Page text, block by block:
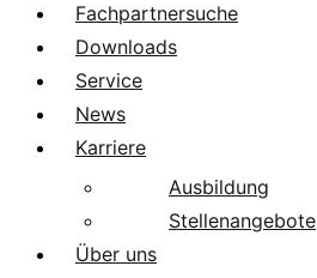
Fachpartnersuche
Downloads
Service
News
Karriere
Ausbildung
Stellenangebote
Über uns